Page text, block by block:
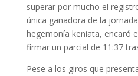
superar por mucho el
única ganadora de la
hegemonía keniata, encaró
firmar un parcial de 11:37
Pese a los giros que